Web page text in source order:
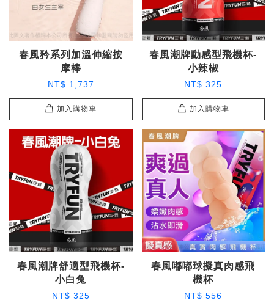
春風矜系列加溫伸縮按
摩棒
NT$ 1,737
加入購物車
春風潮牌動感型飛機杯-
小辣椒
NT$ 325
加入購物車
春風潮牌舒適型飛機杯-
小白兔
NT$ 325
春風嘟嘟球擬真肉感飛
機杯
NT$ 556